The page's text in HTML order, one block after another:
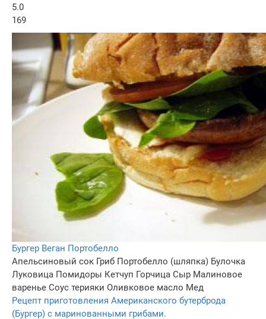
5.0
169
Бургер Веган Портобелло
Апельсиновый сок Гриб Портобелло (шляпка) Булочка
Луковица Помидоры Кетчуп Горчица Сыр Малиновое
варенье Соус терияки Оливковое масло Мед
Рецепт приготовления Американского бутерброда
(Бургер) с маринованными грибами.